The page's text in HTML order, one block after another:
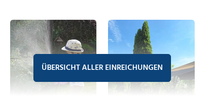
ÜBERSICHT ALLER EINREICHUNGEN